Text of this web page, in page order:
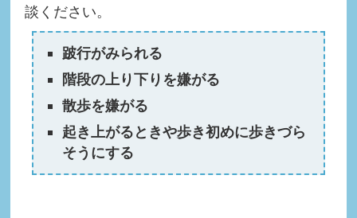
談ください。
跛行がみられる
階段の上り下りを嫌がる
散歩を嫌がる
起き上がるときや歩き初めに歩きづら
そうにする